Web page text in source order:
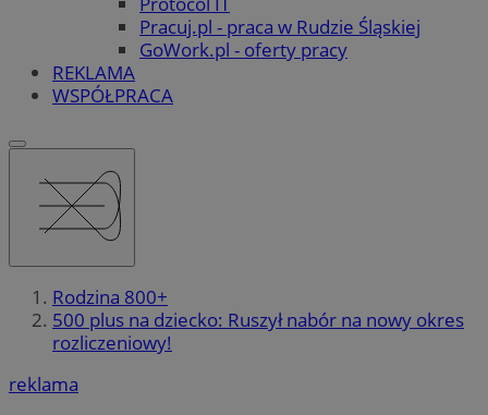
Pracuj.pl - praca w Rudzie Śląskiej
GoWork.pl - oferty pracy
REKLAMA
WSPÓŁPRACA
Rodzina 800+
500 plus na dziecko: Ruszył nabór na nowy okres
rozliczeniowy!
reklama